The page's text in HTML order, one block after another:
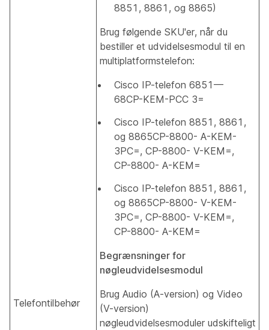
Telefontilbehør
8851, 8861, og 8865)
Brug følgende SKU'er, når du
bestiller et udvidelsesmodul til en
multiplatformstelefon:
Cisco IP-telefon 6851—
68CP-KEM-PCC 3=
Cisco IP-telefon 8851, 8861,
og 8865CP-8800- A-KEM-
3PC=, CP-8800- V-KEM=,
CP-8800- A-KEM=
Cisco IP-telefon 8851, 8861,
og 8865CP-8800- V-KEM-
3PC=, CP-8800- V-KEM=,
CP-8800- A-KEM=
Begrænsninger for
nøgleudvidelsesmodul
Brug Audio (A-version) og Video
(V-version)
nøgleudvidelsesmoduler udskifteligt